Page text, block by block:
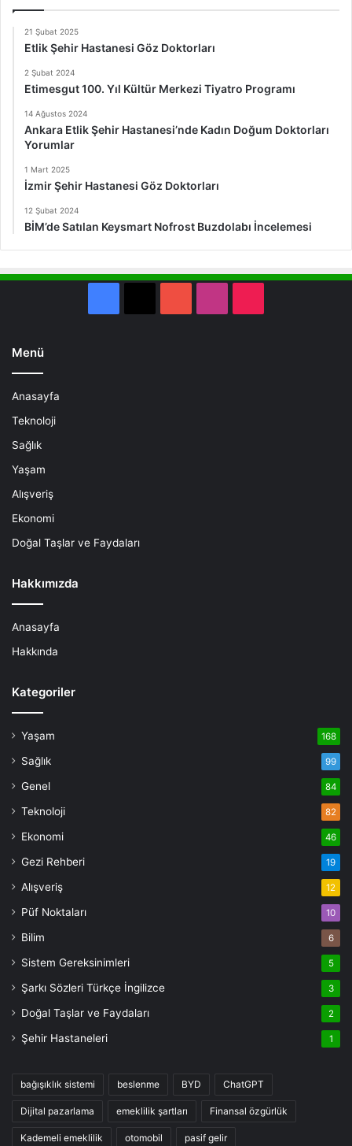
21 Şubat 2025
Etlik Şehir Hastanesi Göz Doktorları
2 Şubat 2024
Etimesgut 100. Yıl Kültür Merkezi Tiyatro Programı
14 Ağustos 2024
Ankara Etlik Şehir Hastanesi’nde Kadın Doğum Doktorları
Yorumlar
1 Mart 2025
İzmir Şehir Hastanesi Göz Doktorları
12 Şubat 2024
BİM’de Satılan Keysmart Nofrost Buzdolabı İncelemesi
Menü
Anasayfa
Teknoloji
Sağlık
Yaşam
Alışveriş
Ekonomi
Doğal Taşlar ve Faydaları
Hakkımızda
Anasayfa
Hakkında
Kategoriler
Yaşam 168
Sağlık 99
Genel 84
Teknoloji 82
Ekonomi 46
Gezi Rehberi 19
Alışveriş 12
Püf Noktaları 10
Bilim 6
Sistem Gereksinimleri 5
Şarkı Sözleri Türkçe İngilizce 3
Doğal Taşlar ve Faydaları 2
Şehir Hastaneleri 1
bağışıklık sistemi beslenme BYD ChatGPT
Dijital pazarlama emeklilik şartları Finansal özgürlük
Kademeli emeklilik otomobil pasif gelir